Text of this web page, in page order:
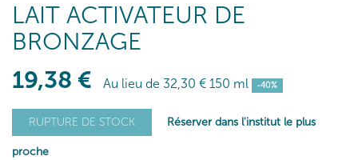
LAIT ACTIVATEUR DE
BRONZAGE
19,38 € Au lieu de 32,30 € 150 ml -40%
RUPTURE DE STOCK Réserver dans l'institut le plus
proche